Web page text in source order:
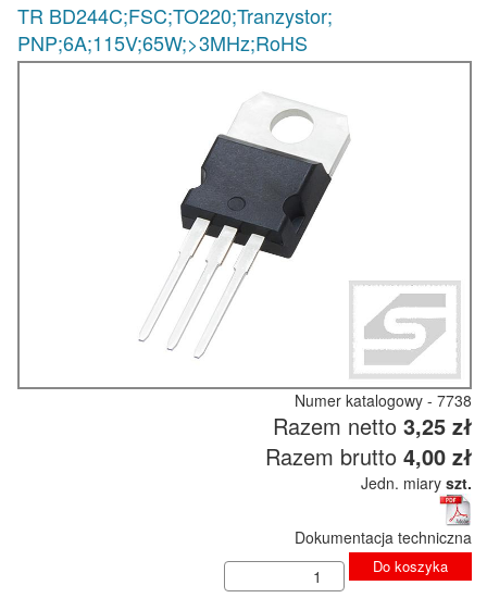
TR BD244C;FSC;TO220;Tranzystor;
PNP;6A;115V;65W;>3MHz;RoHS
Numer katalogowy - 7738
Razem netto 3,25 zł
Razem brutto 4,00 zł
Jedn. miary szt.
Dokumentacja techniczna
Do koszyka